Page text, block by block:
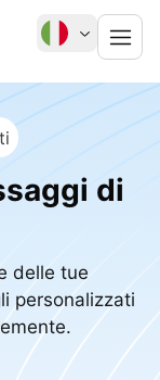
di
delle tue
personalizzati